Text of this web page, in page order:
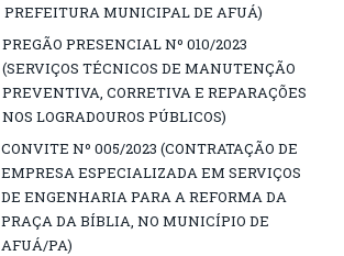
PREFEITURA MUNICIPAL DE AFUÁ)
PREGÃO PRESENCIAL Nº 010/2023
(SERVIÇOS TÉCNICOS DE MANUTENÇÃO
PREVENTIVA, CORRETIVA E REPARAÇÕES
NOS LOGRADOUROS PÚBLICOS)
CONVITE Nº 005/2023 (CONTRATAÇÃO DE
EMPRESA ESPECIALIZADA EM SERVIÇOS
DE ENGENHARIA PARA A REFORMA DA
PRAÇA DA BÍBLIA, NO MUNICÍPIO DE
AFUÁ/PA)